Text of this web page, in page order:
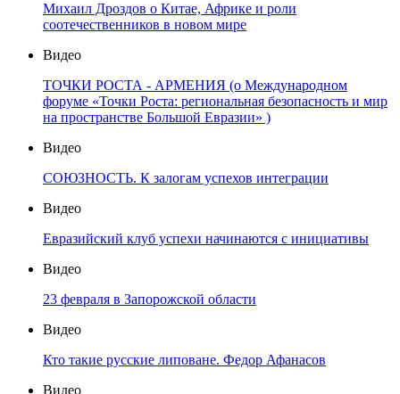
Михаил Дроздов о Китае, Африке и роли
соотечественников в новом мире
Видео
ТОЧКИ РОСТА - АРМЕНИЯ (о Международном
форуме «Точки Роста: региональная безопасность и мир
на пространстве Большой Евразии» )
Видео
СОЮЗНОСТЬ. К залогам успехов интеграции
Видео
Евразийский клуб успехи начинаются с инициативы
Видео
23 февраля в Запорожской области
Видео
Кто такие русские липоване. Федор Афанасов
Видео